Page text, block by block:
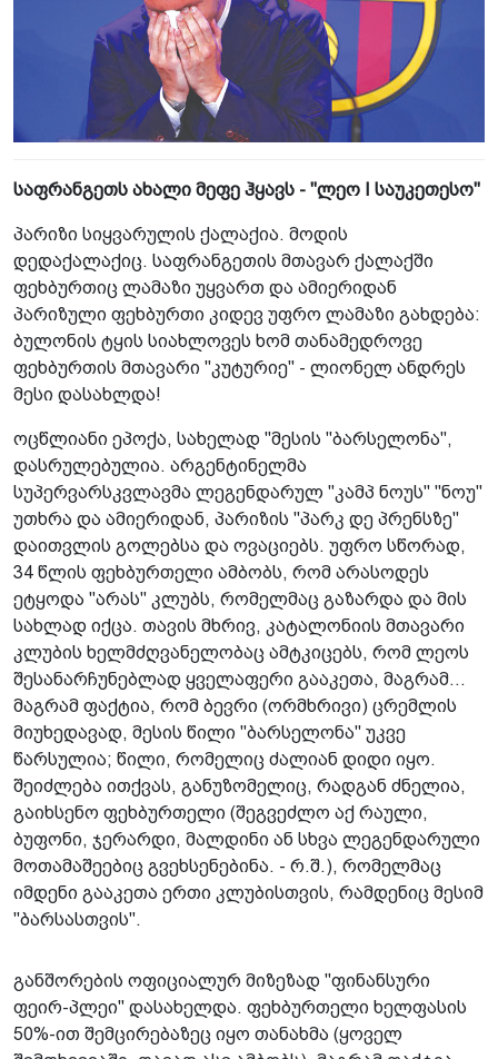
საფრანგეთს ახალი მეფე ჰყავს - "ლეო I საუკეთესო"
პარიზი სიყვარულის ქალაქია. მოდის
დედაქალაქიც. საფრანგეთის მთავარ ქალაქში
ფეხბურთიც ლამაზი უყვართ და ამიერიდან
პარიზული ფეხბურთი კიდევ უფრო ლამაზი გახდება:
ბულონის ტყის სიახლოვეს ხომ თანამედროვე
ფეხბურთის მთავარი "კუტურიე" - ლიონელ ანდრეს
მესი დასახლდა!
ოცწლიანი ეპოქა, სახელად "მესის "ბარსელონა",
დასრულებულია. არგენტინელმა
სუპერვარსკვლავმა ლეგენდარულ "კამპ ნოუს" "ნოუ"
უთხრა და ამიერიდან, პარიზის "პარკ დე პრენსზე"
დაითვლის გოლებსა და ოვაციებს. უფრო სწორად,
34 წლის ფეხბურთელი ამბობს, რომ არასოდეს
ეტყოდა "არას" კლუბს, რომელმაც გაზარდა და მის
სახლად იქცა. თავის მხრივ, კატალონიის მთავარი
კლუბის ხელმძღვანელობაც ამტკიცებს, რომ ლეოს
შესანარჩუნებლად ყველაფერი გააკეთა, მაგრამ...
მაგრამ ფაქტია, რომ ბევრი (ორმხრივი) ცრემლის
მიუხედავად, მესის წილი "ბარსელონა" უკვე
წარსულია; წილი, რომელიც ძალიან დიდი იყო.
შეიძლება ითქვას, განუზომელიც, რადგან ძნელია,
გაიხსენო ფეხბურთელი (შეგვეძლო აქ რაული,
ბუფონი, ჯერარდი, მალდინი ან სხვა ლეგენდარული
მოთამაშეებიც გვეხსენებინა. - რ.შ.), რომელმაც
იმდენი გააკეთა ერთი კლუბისთვის, რამდენიც მესიმ
"ბარსასთვის".
განშორების ოფიციალურ მიზეზად "ფინანსური
ფეირ-პლეი" დასახელდა. ფეხბურთელი ხელფასის
50%-ით შემცირებაზეც იყო თანახმა (ყოველ